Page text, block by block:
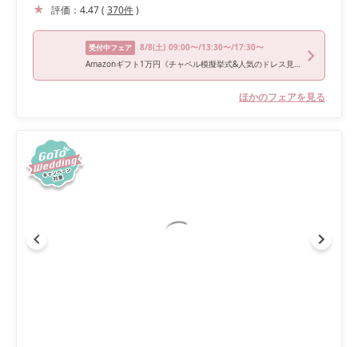
評価： 4.47( 370件)
受付中フェア 8/8(土) 09:00〜/13:30〜/17:30〜
Amazonギフト1万円《チャペル模擬挙式&人気のドレス見学》絶品*国産牛含む5品試食×結婚式が賢く叶う160万特典
ほかのフェアを見る